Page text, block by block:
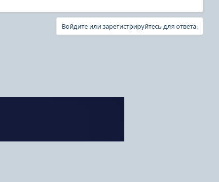
Войдите или зарегистрируйтесь для ответа.